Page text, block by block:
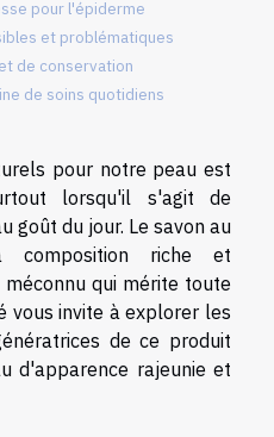
pour l'épiderme
et problématiques
de conservation
de soins quotidiens
pour notre peau est
lorsqu'il s'agit de
goût du jour. Le savon au
composition riche et
qui mérite toute
vous invite à explorer les
de ce produit
d'apparence rajeunie et